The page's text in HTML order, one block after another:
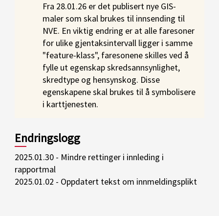
Fra 28.01.26 er det publisert nye GIS-
maler som skal brukes til innsending til
NVE. En viktig endring er at alle faresoner
for ulike gjentaksintervall ligger i samme
"feature-klass", faresonene skilles ved å
fylle ut egenskap skredsannsynlighet,
skredtype og hensynskog. Disse
egenskapene skal brukes til å symbolisere
i karttjenesten.
Endringslogg
2025.01.30 - Mindre rettinger i innleding i
rapportmal
2025.01.02 - Oppdatert tekst om innmeldingsplikt